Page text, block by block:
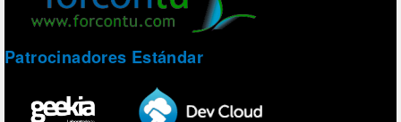
Patrocinadores Estándar